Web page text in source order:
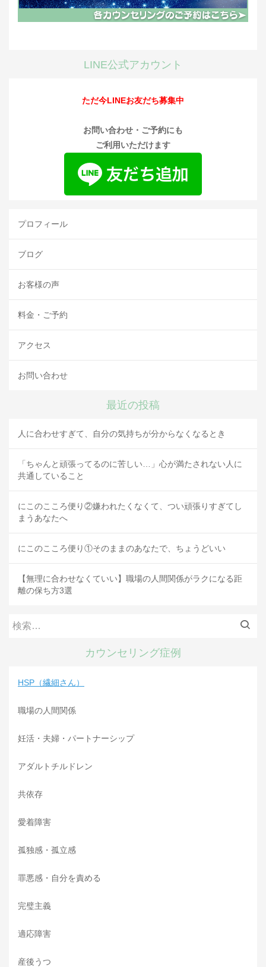
LINE公式アカウント
ただ今LINEお友だち募集中
お問い合わせ・ご予約にも
ご利用いただけます
プロフィール
ブログ
お客様の声
料金・ご予約
アクセス
お問い合わせ
最近の投稿
人に合わせすぎて、自分の気持ちが分からなくなるとき
「ちゃんと頑張ってるのに苦しい…」心が満たされない人に
共通していること
にこのこころ便り②嫌われたくなくて、つい頑張りすぎてし
まうあなたへ
にこのこころ便り①そのままのあなたで、ちょうどいい
【無理に合わせなくていい】職場の人間関係がラクになる距
離の保ち方3選
検
カウンセリング症例
HSP（繊細さん）
職場の人間関係
妊活・夫婦・パートナーシップ
アダルトチルドレン
共依存
愛着障害
孤独感・孤立感
罪悪感・自分を責める
完璧主義
適応障害
産後うつ